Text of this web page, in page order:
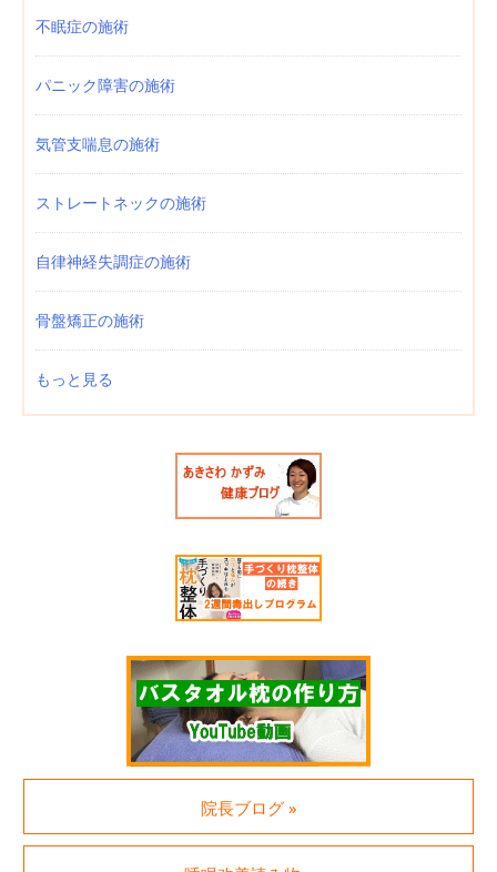
不眠症の施術
パニック障害の施術
気管支喘息の施術
ストレートネックの施術
自律神経失調症の施術
骨盤矯正の施術
もっと見る
院長ブログ »